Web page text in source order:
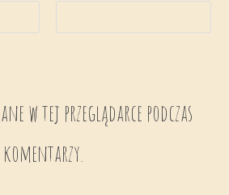
w tej przeglądarce podczas